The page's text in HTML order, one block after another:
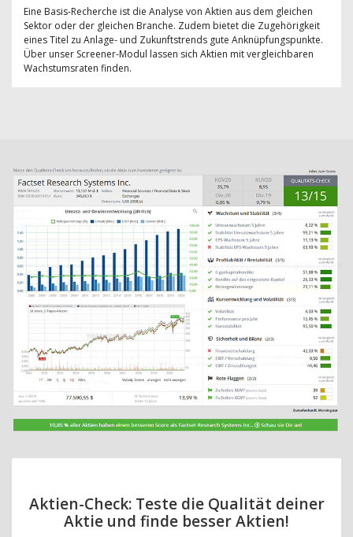
Eine Basis-Recherche ist die Analyse von Aktien aus dem gleichen
Sektor oder der gleichen Branche. Zudem bietet die Zugehörigkeit
eines Titel zu Anlage- und Zukunftstrends gute Anknüpfungspunkte.
Über unser Screener-Modul lassen sich Aktien mit vergleichbaren
Wachstumsraten finden.
Aktien-Check: Teste die Qualität deiner
Aktie und finde besser Aktien!